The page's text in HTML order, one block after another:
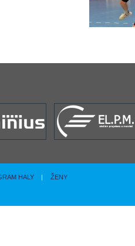
HALY | ŽENY